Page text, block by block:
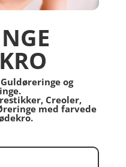
og
Creoler,
med farvede